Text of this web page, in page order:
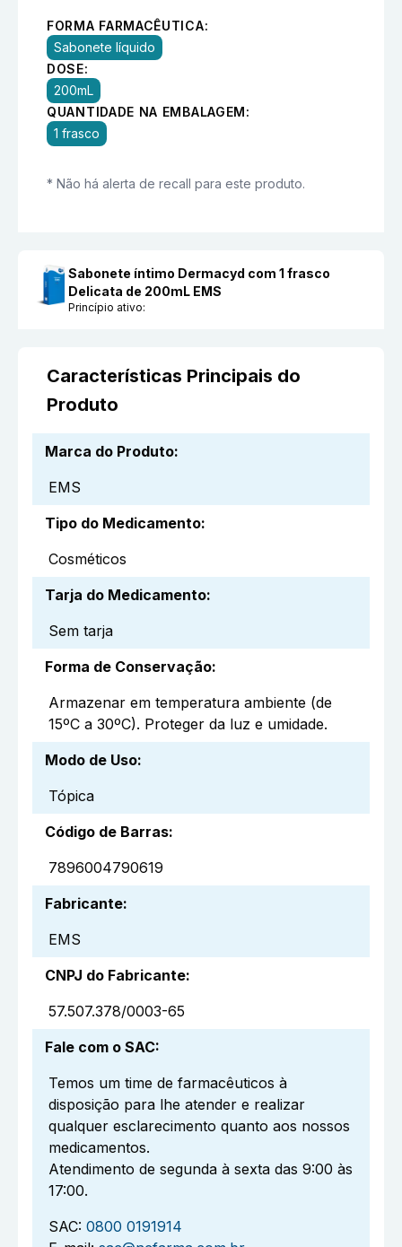
FORMA FARMACÊUTICA:
Sabonete líquido
DOSE:
200mL
QUANTIDADE NA EMBALAGEM:
1 frasco
* Não há alerta de recall para este produto.
Sabonete íntimo Dermacyd com 1 frasco
Delicata de 200mL EMS
Princípio ativo:
Características Principais do
Produto
Marca do Produto:
EMS
Tipo do Medicamento:
Cosméticos
Tarja do Medicamento:
Sem tarja
Forma de Conservação:
Armazenar em temperatura ambiente (de
15ºC a 30ºC). Proteger da luz e umidade.
Modo de Uso:
Tópica
Código de Barras:
7896004790619
Fabricante:
EMS
CNPJ do Fabricante:
57.507.378/0003-65
Fale com o SAC:
Temos um time de farmacêuticos à
disposição para lhe atender e realizar
qualquer esclarecimento quanto aos nossos
medicamentos.
Atendimento de segunda à sexta das 9:00 às
17:00.
SAC: 0800 0191914